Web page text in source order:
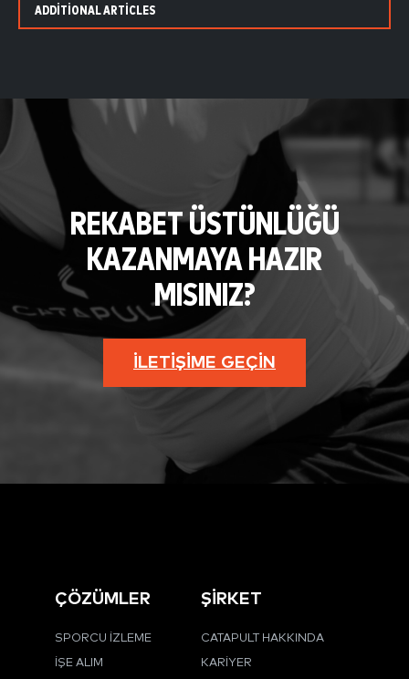
ADDITIONAL ARTICLES
REKABET ÜSTÜNLÜĞÜ
KAZANMAYA HAZIR
MISINIZ?
İLETIŞIME GEÇIN
ÇÖZÜMLER
SPORCU İZLEME
İŞE ALIM
ŞİRKET
CATAPULT HAKKINDA
KARIYER